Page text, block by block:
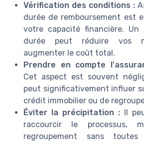
Vérification des conditions :
durée de remboursement est
votre capacité financière. Un
durée peut réduire vos
augmenter le coût total.
Prendre en compte
Cet aspect est souvent
peut significativement influer
crédit immobilier ou de
Éviter la précipitation : Il
raccourcir le processus,
regroupement sans